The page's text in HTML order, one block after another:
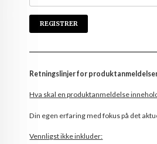
Retningslinjer for
Hva skal en produktanmeldelse
Din egen erfaring med fokus på det
Vennligst ikke inkluder: